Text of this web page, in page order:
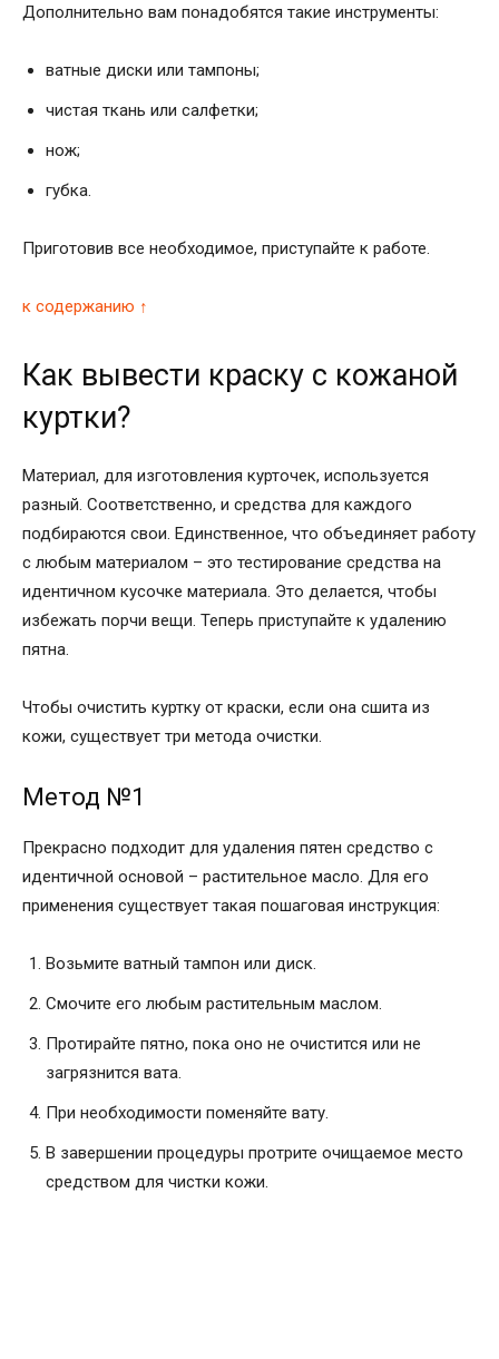
Дополнительно вам понадобятся такие инструменты:
ватные диски или тампоны;
чистая ткань или салфетки;
нож;
губка.
Приготовив все необходимое, приступайте к работе.
к содержанию ↑
Как вывести краску с кожаной
куртки?
Материал, для изготовления курточек, используется
разный. Соответственно, и средства для каждого
подбираются свои. Единственное, что объединяет работу
с любым материалом – это тестирование средства на
идентичном кусочке материала. Это делается, чтобы
избежать порчи вещи. Теперь приступайте к удалению
пятна.
Чтобы очистить куртку от краски, если она сшита из
кожи, существует три метода очистки.
Метод №1
Прекрасно подходит для удаления пятен средство с
идентичной основой – растительное масло. Для его
применения существует такая пошаговая инструкция:
Возьмите ватный тампон или диск.
Смочите его любым растительным маслом.
Протирайте пятно, пока оно не очистится или не
загрязнится вата.
При необходимости поменяйте вату.
В завершении процедуры протрите очищаемое место
средством для чистки кожи.